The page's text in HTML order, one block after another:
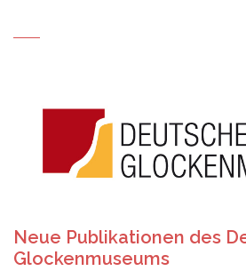
Neue Publikationen des
Glockenmuseums